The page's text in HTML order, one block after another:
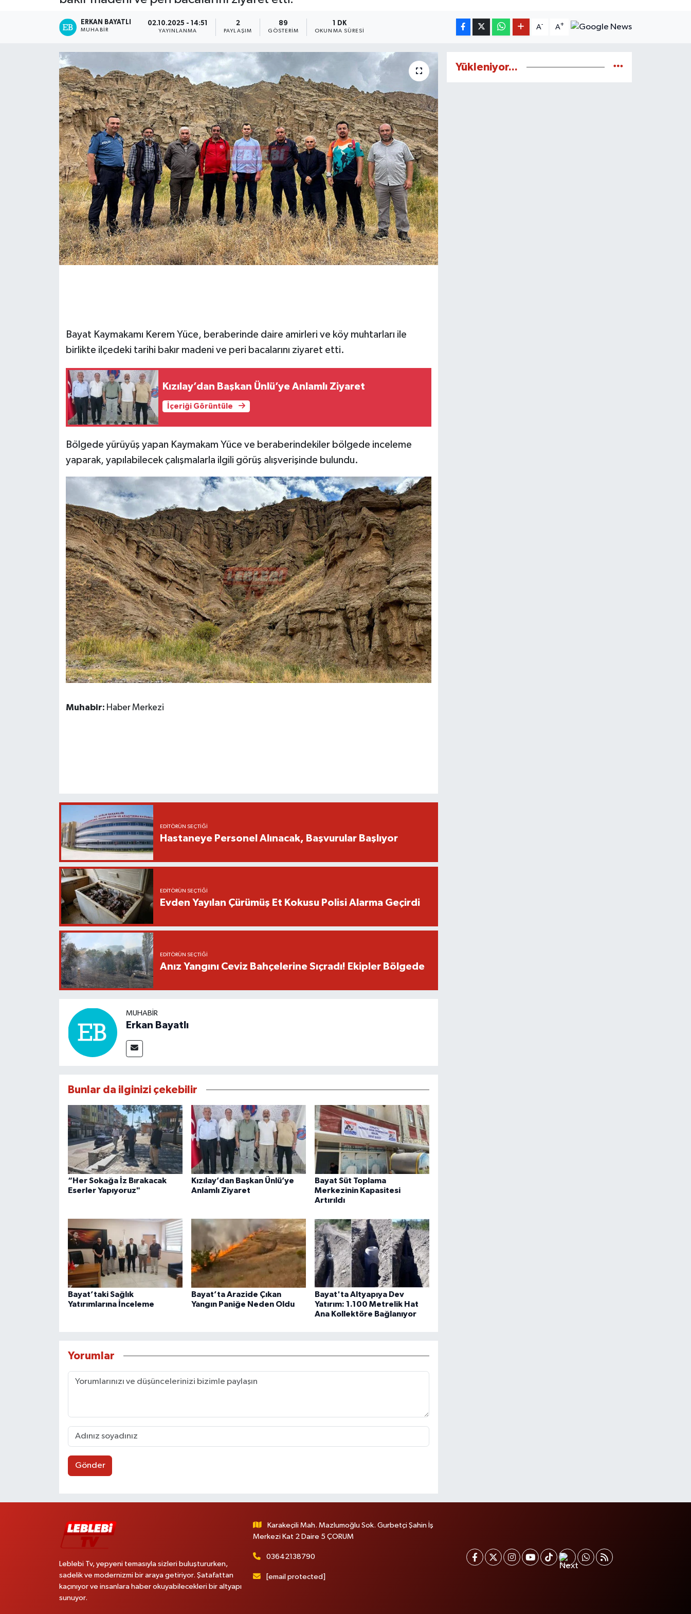
ERKAN BAYATLI
MUHABIR
02.10.2025 - 14:51
YAYINLANMA
2
PAYLAŞIM
89
GÖSTERIM
1 DK
OKUNMA SÜRESI
A- A+
Bayat Kaymakamı Kerem Yüce, beraberinde daire amirleri ve köy muhtarları ile
birlikte ilçedeki tarihi bakır madeni ve peri bacalarını ziyaret etti.
Kızılay’dan Başkan Ünlü’ye Anlamlı Ziyaret
İçeriği Görüntüle
Bölgede yürüyüş yapan Kaymakam Yüce ve beraberindekiler bölgede inceleme
yaparak, yapılabilecek çalışmalarla ilgili görüş alışverişinde bulundu.
Muhabir: Haber Merkezi
EDITÖRÜN SEÇTIĞI
Hastaneye Personel Alınacak, Başvurular Başlıyor
EDITÖRÜN SEÇTIĞI
Evden Yayılan Çürümüş Et Kokusu Polisi Alarma Geçirdi
EDITÖRÜN SEÇTIĞI
Anız Yangını Ceviz Bahçelerine Sıçradı! Ekipler Bölgede
MUHABIR
Erkan Bayatlı
Bunlar da ilginizi çekebilir
“Her Sokağa İz Bırakacak
Eserler Yapıyoruz"
Kızılay’dan Başkan Ünlü’ye
Anlamlı Ziyaret
Bayat Süt Toplama
Merkezinin Kapasitesi
Artırıldı
Bayat’taki Sağlık
Yatırımlarına İnceleme
Bayat’ta Arazide Çıkan
Yangın Paniğe Neden Oldu
Bayat'ta Altyapıya Dev
Yatırım: 1.100 Metrelik Hat
Ana Kollektöre Bağlanıyor
Yorumlar
Gönder
Yükleniyor...
Leblebi Tv, yepyeni temasıyla sizleri buluştururken,
sadelik ve modernizmi bir araya getiriyor. Şatafattan
kaçınıyor ve insanlara haber okuyabilecekleri bir altyapı
sunuyor.
Karakeçili Mah. Mazlumoğlu Sok. Gurbetçi Şahin İş
Merkezi Kat 2 Daire 5 ÇORUM
03642138790
[email protected]